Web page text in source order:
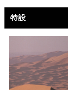
特設